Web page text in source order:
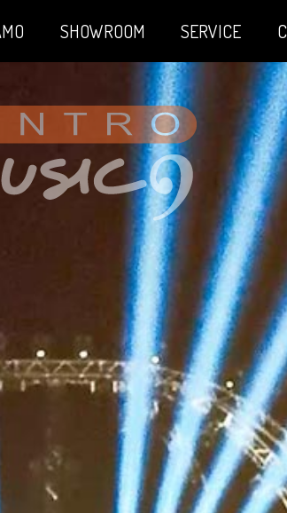
SHOWROOM SERVICE